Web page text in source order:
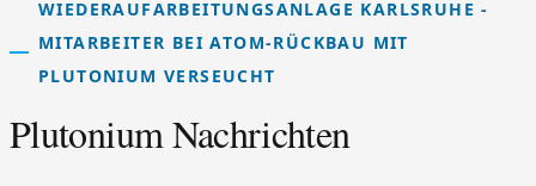
WIEDERAUFARBEITUNGSANLAGE KARLSRUHE -
MITARBEITER BEI ATOM-RÜCKBAU MIT
PLUTONIUM VERSEUCHT
Plutonium Nachrichten